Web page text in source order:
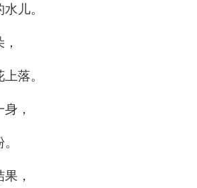
儿。
落。
，
，